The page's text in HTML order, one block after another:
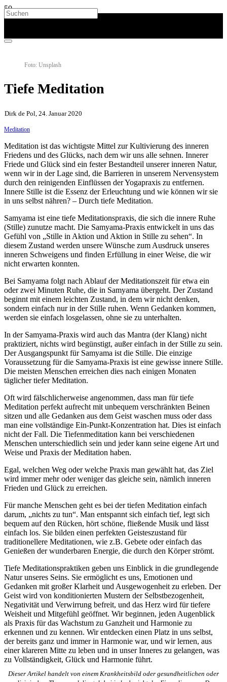
Foto: Unsplash
Tiefe Meditation
Dirk de Pol, 24. Januar 2020
Meditation
Meditation ist das wichtigste Mittel zur Kultivierung des inneren
Friedens und des Glücks, nach dem wir uns alle sehnen. Innerer
Friede und Glück sind ein fester Bestandteil unserer inneren Natur,
wenn wir in der Lage sind, die Barrieren in unserem Nervensystem
durch den reinigenden Einflüssen der Yogapraxis zu entfernen.
Innere Stille ist die Essenz der Erleuchtung und wie können wir sie
in uns selbst nähren? – Durch tiefe Meditation.
Samyama ist eine tiefe Meditationspraxis, die sich die innere Ruhe
(Stille) zunutze macht. Die Samyama-Praxis entwickelt in uns das
Gefühl von „Stille in Aktion und Aktion in Stille zu sehen“. In
diesem Zustand werden unsere Wünsche zum Ausdruck unseres
inneren Schweigens und finden Erfüllung in einer Weise, die wir
nicht erwarten konnten.
Bei Samyama folgt nach Ablauf der Meditationszeit für etwa ein
oder zwei Minuten Ruhe, die in Samyama übergeht. Der Zustand
beginnt mit einem leichten Zustand, in dem wir nicht denken,
sondern einfach nur in der Stille ruhen. Wenn Gedanken kommen,
werden sie einfach losgelassen, ohne sie zu unterhalten.
In der Samyama-Praxis wird auch das Mantra (der Klang) nicht
praktiziert, nichts wird begünstigt, außer einfach in der Stille zu sein.
Der Ausgangspunkt für Samyama ist die Stille. Die einzige
Voraussetzung für die Samyama-Praxis ist eine gewisse innere Stille.
Die meisten Menschen erreichen dies nach einigen Monaten
täglicher tiefer Meditation.
Oft wird fälschlicherweise angenommen, dass man für tiefe
Meditation perfekt aufrecht mit unbequem verschränkten Beinen
sitzen und alle Gedanken aus dem Geist waschen muss oder dass
man eine vollständige Ein-Punkt-Konzentration hat. Dies ist einfach
nicht der Fall. Die Tiefenmeditation kann bei verschiedenen
Menschen unterschiedlich sein und jeder kann seine eigene Art und
Weise und Praxis der Meditation haben.
Egal, welchen Weg oder welche Praxis man gewählt hat, das Ziel
wird immer mehr oder weniger das gleiche sein, nämlich inneren
Frieden und Glück zu erreichen.
Für manche Menschen geht es bei der tiefen Meditation einfach
darum, „nichts zu tun“. Man entspannt sich einfach tief, legt sich
bequem auf den Rücken, hört schöne, fließende Musik und lässt
einfach los. Sie bilden einen perfekten Geisteszustand für
traditionellere Meditationen, wie z.B. Gebete oder einfach das
Genießen der wunderbaren Energie, die durch den Körper strömt.
Tiefe Meditationspraktiken geben uns Einblick in die grundlegende
Natur unseres Seins. Sie ermöglicht es uns, Emotionen und
Gedanken mit großer Klarheit und Ausgewogenheit zu erleben. Der
Geist wird von konditionierten Mustern der Selbstbezogenheit,
Negativität und Verwirrung befreit, und das Herz wird für tiefere
Weisheit und Mitgefühl geöffnet. Wir beginnen, jeden Augenblick
als Praxis für das Wachstum zu Ganzheit und Harmonie zu
erkennen und zu kennen. Wir entdecken einen Platz in uns selbst,
der bereits ganz und immer in Harmonie war, und wir lernen, aus
einer klareren Mitte zu leben und in unser Inneres zu gelangen, was
zu Vollständigkeit, Glück und Harmonie führt.
Dieser Artikel handelt von einem Krankheitsbild oder gesundheitlichen oder